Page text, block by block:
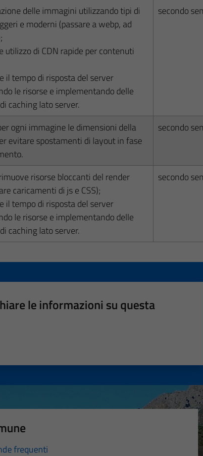
delle immagini utilizzando tipi di
e moderni (passare a webp, ad
utilizzo di CDN rapide per contenuti
il tempo di risposta del server
le risorse e implementando delle
caching lato server.
secondo
ogni immagine le dimensioni della
evitare spostamenti di layout in fase
secondo
risorse bloccanti del render
caricamenti di js e CSS);
il tempo di risposta del server
le risorse e implementando delle
caching lato server.
secondo
le informazioni su questa
frequenti